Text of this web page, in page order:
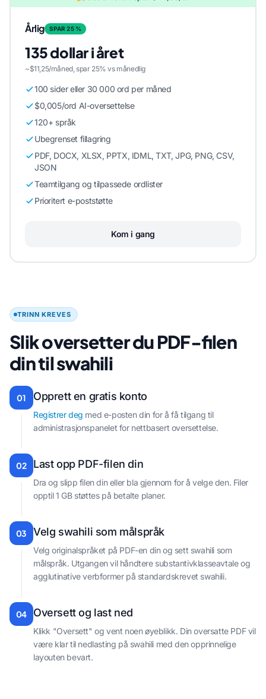
Årlig SPAR 25 %
135 dollar i året
~$11,25/måned, spar 25% vs månedlig
100 sider eller 30 000 ord per måned
$0,005/ord AI-oversettelse
120+ språk
Ubegrenset fillagring
PDF, DOCX, XLSX, PPTX, IDML, TXT, JPG, PNG, CSV,
JSON
Teamtilgang og tilpassede ordlister
Prioritert e-poststøtte
Kom i gang
TRINN KREVES
Slik oversetter du PDF-filen
din til swahili
01 Opprett en gratis konto
Registrer deg med e-posten din for å få tilgang til
administrasjonspanelet for nettbasert oversettelse.
02 Last opp PDF-filen din
Dra og slipp filen din eller bla gjennom for å velge den. Filer
opptil 1 GB støttes på betalte planer.
03 Velg swahili som målspråk
Velg originalspråket på PDF-en din og sett swahili som
målspråk. Utgangen vil håndtere substantivklasseavtale og
agglutinative verbformer på standardskrevet swahili.
04 Oversett og last ned
Klikk "Oversett" og vent noen øyeblikk. Din oversatte PDF vil
være klar til nedlasting på swahili med den opprinnelige
layouten bevart.